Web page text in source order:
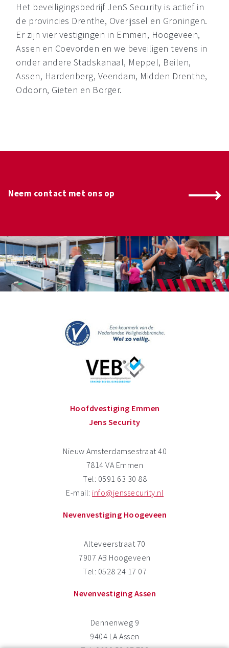
Het beveiligingsbedrijf JenS Security is actief in
de provincies Drenthe, Overijssel en Groningen.
Er zijn vier vestigingen in Emmen, Hoogeveen,
Assen en Coevorden en we beveiligen tevens in
onder andere Stadskanaal, Meppel, Beilen,
Assen, Hardenberg, Veendam, Midden Drenthe,
Odoorn, Gieten en Borger.
Neem contact met ons op
Hoofdvestiging Emmen
Jens Security
Nieuw Amsterdamsestraat 40
7814 VA Emmen
Tel: 0591 63 30 88
E-mail: info@jenssecurity.nl
Nevenvestiging Hoogeveen
Alteveerstraat 70
7907 AB Hoogeveen
Tel: 0528 24 17 07
Nevenvestiging Assen
Dennenweg 9
9404 LA Assen